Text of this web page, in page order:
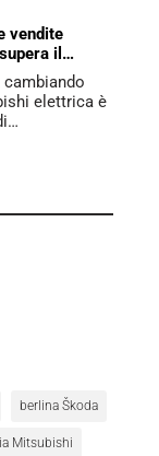
vendite
il
cambiando
elettrica è
berlina Škoda
Mitsubishi